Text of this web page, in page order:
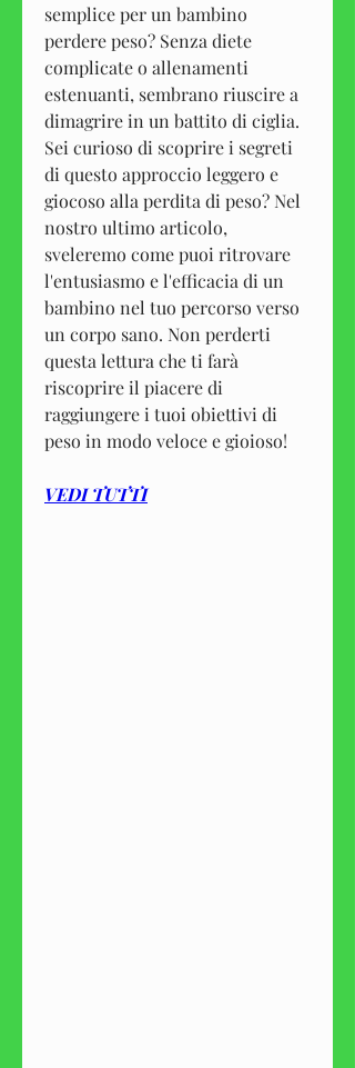
semplice per un bambino
perdere peso? Senza diete
complicate o allenamenti
estenuanti, sembrano riuscire a
dimagrire in un battito di ciglia.
Sei curioso di scoprire i segreti
di questo approccio leggero e
giocoso alla perdita di peso? Nel
nostro ultimo articolo,
sveleremo come puoi ritrovare
l'entusiasmo e l'efficacia di un
bambino nel tuo percorso verso
un corpo sano. Non perderti
questa lettura che ti farà
riscoprire il piacere di
raggiungere i tuoi obiettivi di
peso in modo veloce e gioioso!
VEDI TUTTI